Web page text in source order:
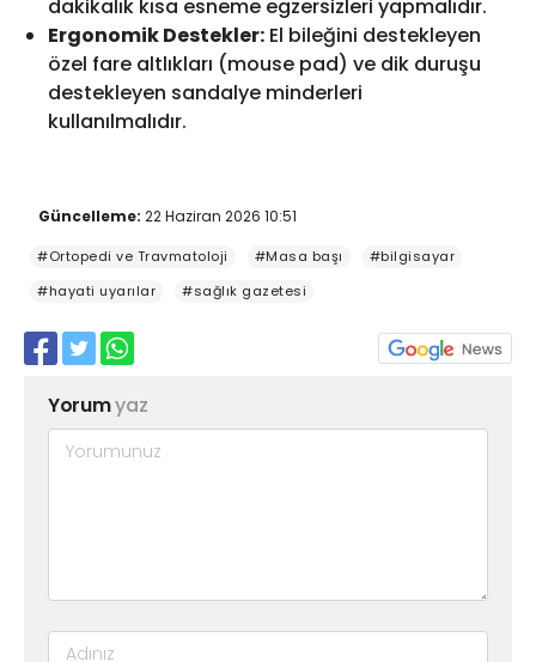
dakikalık kısa esneme egzersizleri yapmalıdır.
Ergonomik Destekler: El bileğini destekleyen
özel fare altlıkları (mouse pad) ve dik duruşu
destekleyen sandalye minderleri
kullanılmalıdır.
Güncelleme: 22 Haziran 2026 10:51
#Ortopedi ve Travmatoloji #Masa başı
#bilgisayar
#hayati uyarılar
#sağlık gazetesi
Yorumyaz